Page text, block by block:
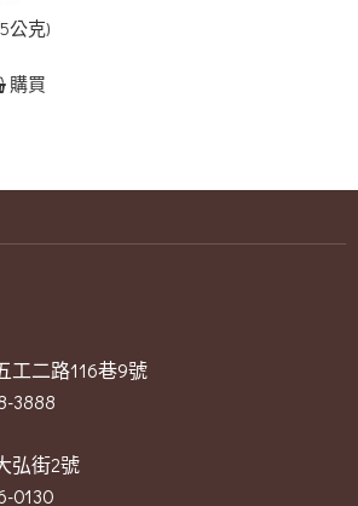
公克)
購買
工二路116巷9號
3888
弘街2號
0130